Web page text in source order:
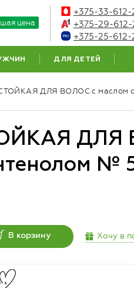
цена
+375-33-612-
+375-29-612-
+375-25-612-
ДЛЯ ДЕТЕЙ
ДЛЯ ВОЛОС с маслом
ДЛЯ
№
В корзину Хочу в